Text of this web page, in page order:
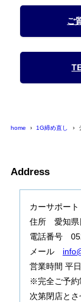
ご
home 1G締め直し
Address
カーサポー
住所 愛知県
電話番号
メール
営業時間 平
※完全ご予約
次第閉店とさ